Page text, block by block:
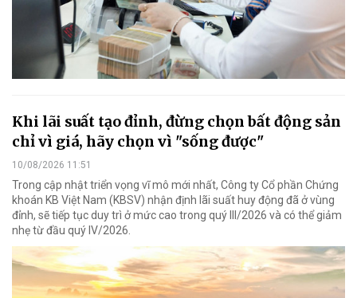
Khi lãi suất tạo đỉnh, đừng chọn bất động sản
chỉ vì giá, hãy chọn vì "sống được"
10/08/2026 11:51
Trong cập nhật triển vọng vĩ mô mới nhất, Công ty Cổ phần Chứng
khoán KB Việt Nam (KBSV) nhận định lãi suất huy động đã ở vùng
đỉnh, sẽ tiếp tục duy trì ở mức cao trong quý III/2026 và có thể giảm
nhẹ từ đầu quý IV/2026.